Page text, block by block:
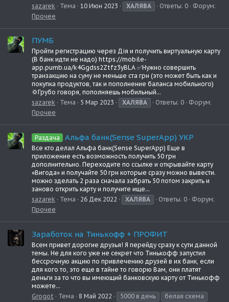
sazarek
Тема 10 Июн 2023 ХАЛЯВА Ответы: 0
Форум:
Прочее
ПУМБ
Пройти регистрацию через Дiя и получить виртуальную карту
(В банк идти не надо) https://mobile-
app.pumb.ua/k4Ggdss2Ztfz3yBLA ✅Нужно совершить
транзакцию на суму не меньше ста грн (это может быть как и
покупка продуктов, так и пополнение баланса мобильного)
💢Грубо говоря, пополняешь мобильный...
sazarek
Тема 5 Мар 2023 ХАЛЯВА Ответы: 0
Форум:
Прочее
Раздача Альфа банк(Sense SuperApp) УКР
Все кто делал Альфа банк(Sense SuperApp) Еще в
приложение есть возможность получить 50 грн
дополнительно. Переходите по ссылке и открывайте карту
«Вигода» и получайте 50 грн которые сразу можно вывести.
можно зделать 2 раза сначала забрать 50 потом закрить и
заново открить карту и получите ище...
sazarek
Тема 26 Дек 2022 ХАЛЯВА Ответы: 0
Форум:
Прочее
Заработок на Тинькофф + ПРОФИТ
Всем привет дорогие друзья! Я перейду сразу к сути данной
темы. Не для кого уже не секрет что Тинькофф запустил
бессрочную акцию по привлечению друзей в их банк, если
для кого то, это еще в тайне то говорю Вам, они платят
деньги за то что вы имеющий банковскую карту от Тинькофф
можете...
Grogot
Тема 8 Май 2022 5000 в день
белая схема